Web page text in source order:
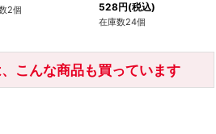
2個
528円(税込)
在庫数24個
こんな商品も買っています